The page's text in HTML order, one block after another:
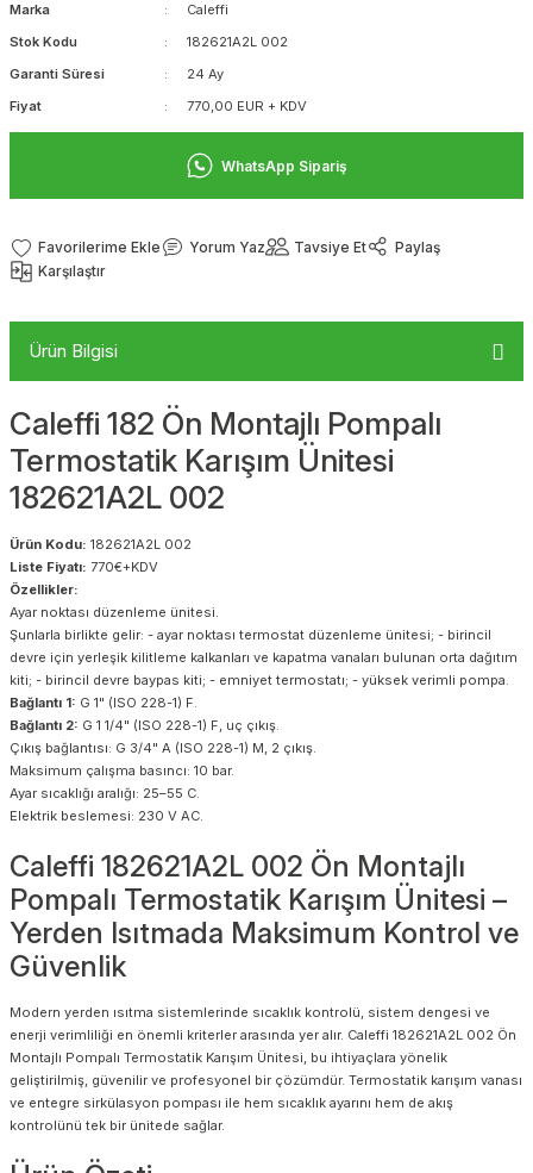
Marka
Caleffi
Stok Kodu
182621A2L 002
Garanti Süresi
24 Ay
Fiyat
770,00 EUR + KDV
WhatsApp Sipariş
Yorum Yaz Tavsiye Et
Paylaş
Karşılaştır
Ürün Bilgisi
Caleffi 182 Ön Montajlı Pompalı
Termostatik Karışım Ünitesi
182621A2L 002
Ürün Kodu: 182621A2L 002
Liste Fiyatı: 770€+KDV
Özellikler:
Ayar noktası düzenleme ünitesi.
Şunlarla birlikte gelir: - ayar noktası termostat düzenleme ünitesi; - birincil
devre için yerleşik kilitleme kalkanları ve kapatma vanaları bulunan orta dağıtım
kiti; - birincil devre baypas kiti; - emniyet termostatı; - yüksek verimli pompa.
Bağlantı 1: G 1" (ISO 228-1) F.
Bağlantı 2: G 1 1/4" (ISO 228-1) F, uç çıkış.
Çıkış bağlantısı: G 3/4" A (ISO 228-1) M, 2 çıkış.
Maksimum çalışma basıncı: 10 bar.
Ayar sıcaklığı aralığı: 25–55 C.
Elektrik beslemesi: 230 V AC.
Caleffi 182621A2L 002 Ön Montajlı
Pompalı Termostatik Karışım Ünitesi –
Yerden Isıtmada Maksimum Kontrol ve
Güvenlik
Modern yerden ısıtma sistemlerinde sıcaklık kontrolü, sistem dengesi ve
enerji verimliliği en önemli kriterler arasında yer alır. Caleffi 182621A2L 002 Ön
Montajlı Pompalı Termostatik Karışım Ünitesi, bu ihtiyaçlara yönelik
geliştirilmiş, güvenilir ve profesyonel bir çözümdür. Termostatik karışım vanası
ve entegre sirkülasyon pompası ile hem sıcaklık ayarını hem de akış
kontrolünü tek bir ünitede sağlar.